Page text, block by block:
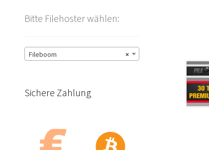
Bitte Filehoster wählen:
×
Fileboom
Sichere Zahlung